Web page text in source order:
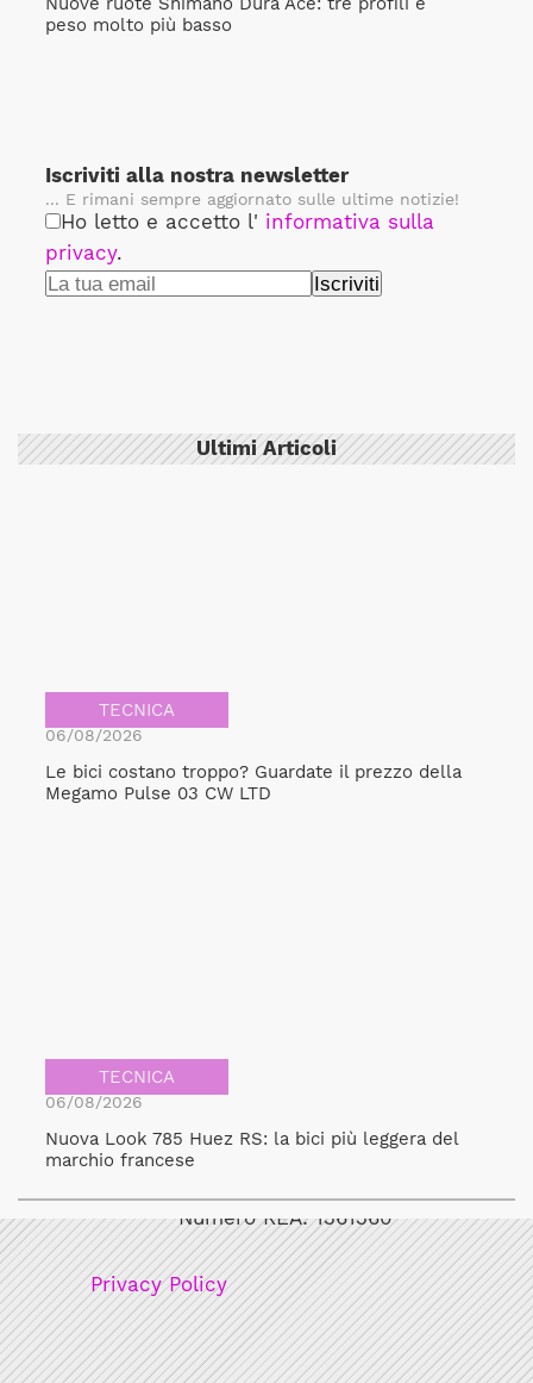
peso molto più basso
Iscriviti alla nostra newsletter
... E rimani sempre aggiornato sulle ultime notizie!
Ho letto e accetto l' informativa sulla
privacy.
Ultimi Articoli
TECNICA
06/08/2026
Le bici costano troppo? Guardate il prezzo della
Megamo Pulse 03 CW LTD
TECNICA
06/08/2026
Nuova Look 785 Huez RS: la bici più leggera del
marchio francese
Bicicult srl
Numero REA: 1361360
Privacy Policy